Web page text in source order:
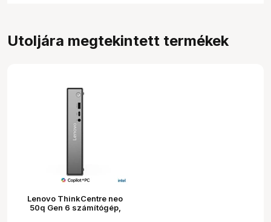
Utoljára megtekintett termékek
Lenovo ThinkCentre neo
50q Gen 6 számítógép,